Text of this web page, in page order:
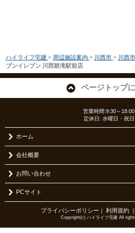
ハイライフ宅建 > 周辺施設案内 > 川西市 > 川西
ブンイレブン 川西鼓滝駅前店
ページトップ
営業時間:9:30～18:00
定休日: 水曜日・祝日
ホーム
会社概要
お問い合わせ
PCサイト
プライバシーポリシー ｜ 利用規約
Copyright(c) ハイライフ宅建 All